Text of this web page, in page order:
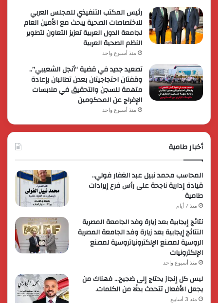
رئيس المكتب التنفيذي للمجلس العربي
للاختصاصات الصحية يبحث مع الأمين العام
لجامعة الدول العربية تعزيز التعاون لتطوير
النظم الصحية العربية
منذ أسبوع واحد
تصعيد جديد في قضية “أنجل الشعيبي”..
وقفتان احتجاجيتان بعدن تطالبان بإعادة
متهمة للسجن والتحقيق في ملابسات
الإفراج عن المحكومين
منذ أسبوع واحد
أخبار طامية
المحاسب محمد نبيل عبد الغفار فولي..
قيادة إدارية ناجحة على رأس فرع إيرادات
طامية
منذ 7 أيام
نتائج إيجابية بعد زيارة وفد الجامعة المصرية
النتائج إيجابية بعد زيارة وفد الجامعة المصرية
الروسية لمصنع الإلكترونياتروسية لمصنع
الإلكترونيات
منذ أسبوع واحد
ليس كل إنجاز يحتاج إلى ضجيج… فهناك من
يجعل الأفعال تتحدث بدلًا من الكلمات.
منذ 3 أسابيع